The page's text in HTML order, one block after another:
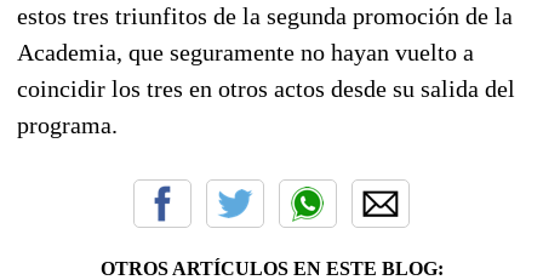
estos tres triunfitos de la segunda promoción de la
Academia, que seguramente no hayan vuelto a
coincidir los tres en otros actos desde su salida del
programa.
OTROS ARTÍCULOS EN ESTE BLOG: